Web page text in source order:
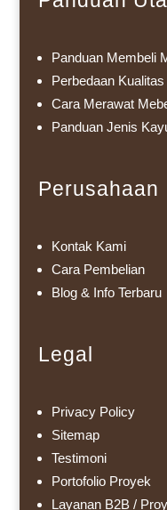
Panduan Membeli
Perbedaan
Cara Merawat
Panduan Jenis
Perusahaan
Kontak Kami
Cara Pembelian
Blog & Info Terbaru
Legal
Privacy Policy
Sitemap
Testimoni
Portofolio Proyek
Layanan B2B /